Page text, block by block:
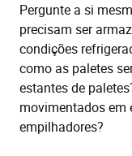
Pergunte a si
precisam ser
condições
como as paletes
estantes de
movimentados em
empilhadores?